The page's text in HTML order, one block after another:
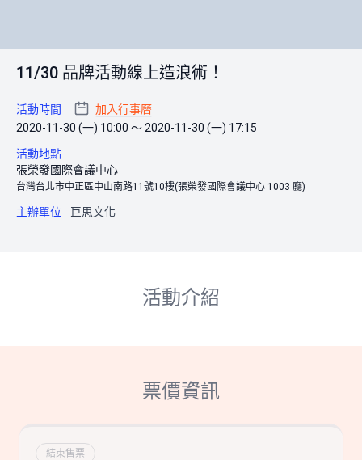
11/30 品牌活動線上造浪術！
活動時間
加入行事曆
2020-11-30 (一) 10:00 ～ 2020-11-30 (一) 17:15
活動地點
張榮發國際會議中心
台灣台北市中正區中山南路11號10樓(張榮發國際會議中心 1003 廳)
主辦單位 巨思文化
活動介紹
票價資訊
結束售票